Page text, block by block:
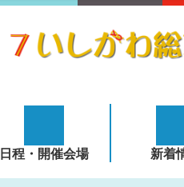
日程・開催会場 新着